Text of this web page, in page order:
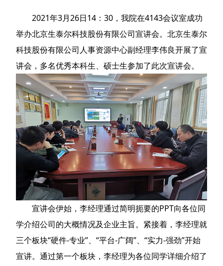
2021年3月26日14：30，我院在4143会议室成功
举办北京生泰尔科技股份有限公司宣讲会。北京生泰尔
科技股份有限公司人事资源中心副经理李伟良开展了宣
讲会，多名优秀本科生、硕士生参加了此次宣讲会。
宣讲会伊始，李经理通过简明扼要的PPT向各位同
学介绍公司的大概情况及企业主旨。紧接着，李经理就
三个板块“硬件-专业”、“平台-广阔”、“实力-强劲”开始
宣讲。通过第一个板块，李经理为各位同学详细介绍了